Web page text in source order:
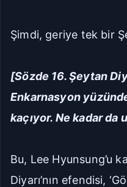
Şimdi, geriye tek bir
[Sözde 16. Şeytan
Enkarnasyon
kaçıyor. Ne kadar da
Bu, Lee Hyunsung’u
Diyarı’nın efendisi,